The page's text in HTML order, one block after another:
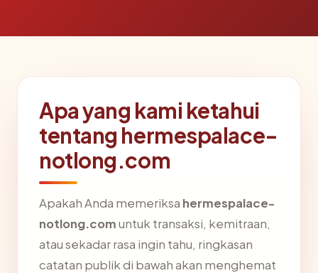
Apa yang kami ketahui
tentang hermespalace-
notlong.com
Apakah Anda memeriksa hermespalace-
notlong.comuntuk transaksi, kemitraan,
atau sekadar rasa ingin tahu, ringkasan
catatan publik di bawah akan menghemat